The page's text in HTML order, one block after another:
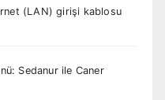
(LAN) girişi kablosu
Sedanur ile Caner